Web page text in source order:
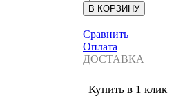
Сравнить
Оплата
ДОСТАВКА
Купить в 1 клик